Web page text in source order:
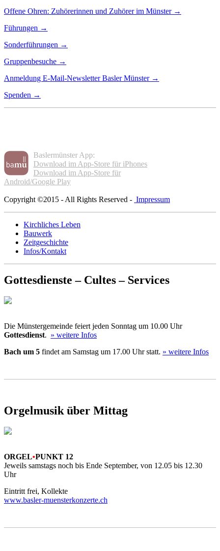
Offene Ohren: Zuhörerinnen und Zuhörer im Münster →
Führungen →
Sonderführungen →
Gruppenbesuche →
Anmeldung E-Mail-Newsletter Basler Münster →
Spenden →
Baslermünster App:
Download im App-Store für iPhones
Download im App-Store für
Android/Google Play
Copyright ©2015 - All Rights Reserved - Impressum
Kirchliches Leben
Bauwerk
Zeitgeschichte
Infos/Kontakt
Gottesdienste – Cultes – Services
Die Münstergemeinde feiert jeden Sonntag um 10.00 Uhr
Gottesdienst. » weitere Infos
Bach um 5 findet am Samstag um 17.00 Uhr statt. » weitere Infos
Orgelmusik über Mittag
ORGEL•PUNKT 12
Jeweils samstags noch bis Ende September, von 12.05 bis 12.30
Uhr
Eintritt frei, Kollekte
www.basler-muensterkonzerte.ch